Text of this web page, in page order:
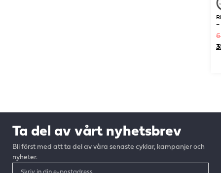
–
Ta del av vårt nyhetsbrev
Bli först med att ta del av våra senaste cyklar, kampanjer och
nyheter.